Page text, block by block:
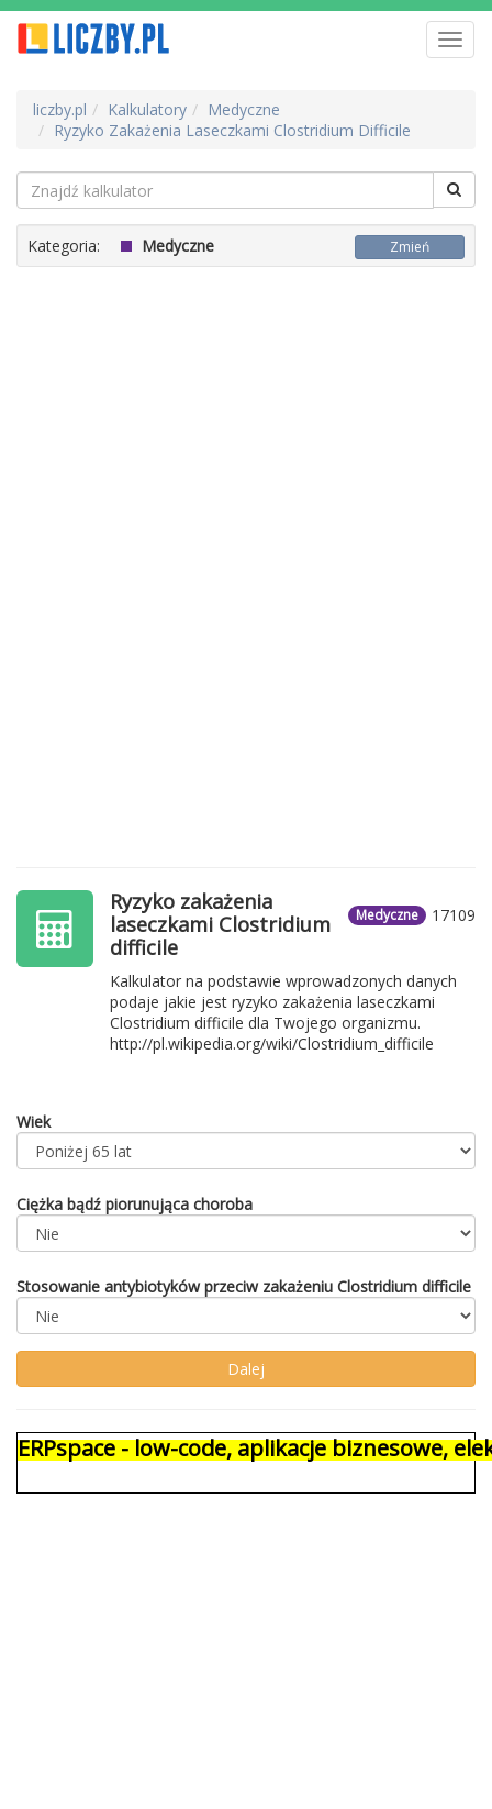
liczby.pl Kalkulatory
Medyczne
Ryzyko Zakażenia Laseczkami Clostridium Difficile
Kategoria: Medyczne Zmień
17109
Medyczne
Ryzyko zakażenia
laseczkami Clostridium
difficile
Kalkulator na podstawie wprowadzonych danych
podaje jakie jest ryzyko zakażenia laseczkami
Clostridium difficile dla Twojego organizmu.
http://pl.wikipedia.org/wiki/Clostridium_difficile
Wiek
Ciężka bądź piorunująca choroba
Stosowanie antybiotyków przeciw zakażeniu Clostridium difficile
ERPspace - low-code, aplikacje biznesowe,